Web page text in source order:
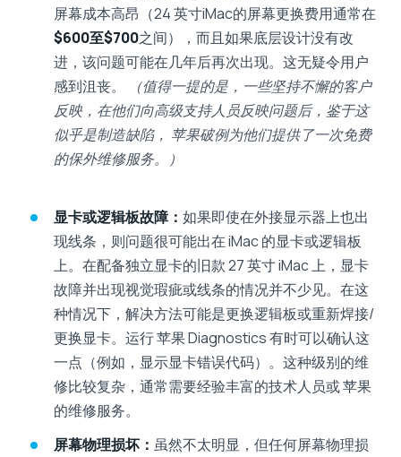
屏幕成本高昂（24 英寸iMac的屏幕更换费用通常在
$600至$700之间），而且如果底层设计没有改
进，该问题可能在几年后再次出现。这无疑令用户
感到沮丧。
（值得一提的是，一些坚持不懈的客户
反映，在他们向高级支持人员反映问题后，鉴于这
似乎是制造缺陷， 苹果破例为他们提供了一次免费
的保外维修服务。）
显卡或逻辑板故障： 如果即使在外接显示器上也出
现线条，则问题很可能出在 iMac 的显卡或逻辑板
上。在配备独立显卡的旧款 27 英寸 iMac 上，显卡
故障并出现视觉瑕疵或线条的情况并不少见。在这
种情况下，解决方法可能是更换逻辑板或重新焊接/
更换显卡。运行 苹果 Diagnostics 有时可以确认这
一点（例如，显示显卡错误代码）。这种级别的维
修比较复杂，通常需要经验丰富的技术人员或 苹果
的维修服务。
屏幕物理损坏： 虽然不太明显，但任何屏幕物理损